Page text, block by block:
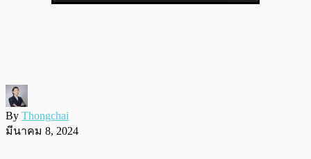
By Thongchai
มีนาคม 8, 2024